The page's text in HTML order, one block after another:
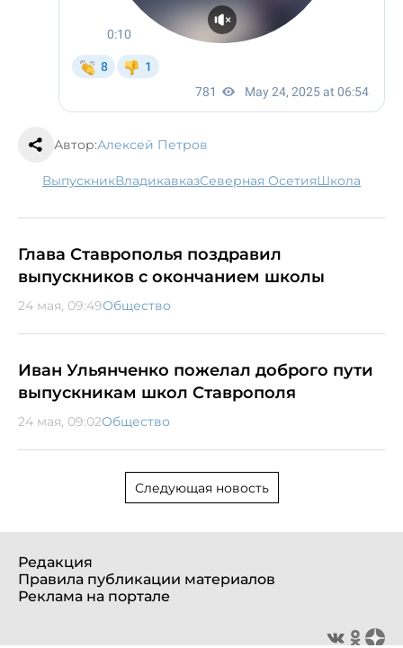
Автор:Алексей Петров
выпускник Владикавказ Северная Осетия школа
Глава Ставрополья поздравил
выпускников с окончанием школы
24 мая, 09:49Общество
Иван Ульянченко пожелал доброго пути
выпускникам школ Ставрополя
24 мая, 09:02Общество
Следующая новость
Редакция
Правила публикации материалов
Реклама на портале